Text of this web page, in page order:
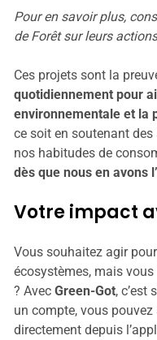
Pour en savoir plus,
de Forêt sur leurs
Ces projets sont la
quotidiennement pour
environnementale et la
ce soit en soutenant
nos habitudes de
dès que nous en avons
Votre impact
Vous souhaitez agir
écosystèmes, mais
? Avec Green-Got, c’est
un compte, vous
directement depuis